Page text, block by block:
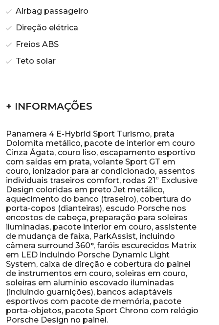
Airbag passageiro
Direção elétrica
Freios ABS
Teto solar
+ INFORMAÇÕES
Panamera 4 E-Hybrid Sport Turismo, prata
Dolomita metálico, pacote de interior em couro
Cinza Ágata, couro liso, escapamento esportivo
com saídas em prata, volante Sport GT em
couro, ionizador para ar condicionado, assentos
individuais traseiros comfort, rodas 21” Exclusive
Design coloridas em preto Jet metálico,
aquecimento do banco (traseiro), cobertura do
porta-copos (dianteiras), escudo Porsche nos
encostos de cabeça, preparação para soleiras
iluminadas, pacote interior em couro, assistente
de mudança de faixa, ParkAssist, incluindo
câmera surround 360°, faróis escurecidos Matrix
em LED incluindo Porsche Dynamic Light
System, caixa de direção e cobertura do painel
de instrumentos em couro, soleiras em couro,
soleiras em alumínio escovado iluminadas
(incluindo guarnições), bancos adaptáveis
esportivos com pacote de memória, pacote
porta-objetos, pacote Sport Chrono com relógio
Porsche Design no painel.